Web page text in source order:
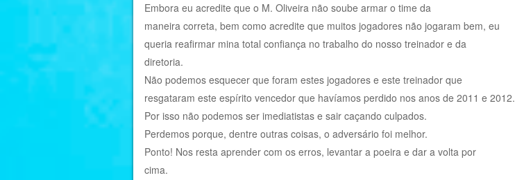
Embora eu acredite que o M. Oliveira não soube armar o time da
maneira correta, bem como acredite que muitos jogadores não jogaram bem, eu
queria reafirmar mina total confiança no trabalho do nosso treinador e da
diretoria.
Não podemos esquecer que foram estes jogadores e este treinador que
resgataram este espírito vencedor que havíamos perdido nos anos de 2011 e 2012.
Por isso não podemos ser imediatistas e sair caçando culpados.
Perdemos porque, dentre outras coisas, o adversário foi melhor.
Ponto! Nos resta aprender com os erros, levantar a poeira e dar a volta por
cima.